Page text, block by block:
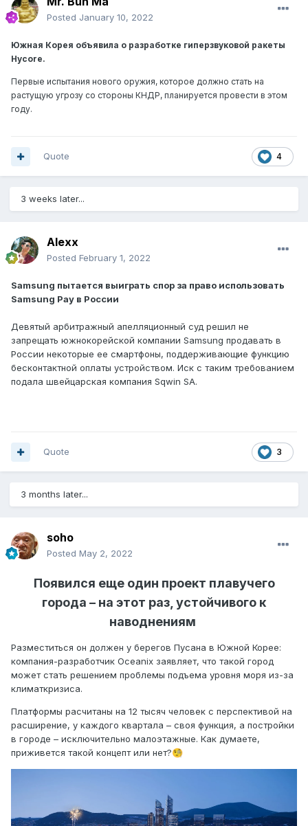
Posted January 10, 2022
Южная Корея объявила о разработке гиперзвуковой ракеты
Hycore.
Первые испытания нового оружия, которое должно стать на
растущую угрозу со стороны КНДР, планируется провести в этом
году.
4
Quote
3 weeks later...
Alexx
Posted February 1, 2022
Samsung пытается выиграть спор за право использовать
Samsung Pay в России
Девятый арбитражный апелляционный суд решил не
запрещать южнокорейской компании Samsung продавать в
России некоторые ее смартфоны, поддерживающие функцию
бесконтактной оплаты устройством. Иск с таким требованием
подала швейцарская компания Sqwin SA.
3
Quote
3 months later...
soho
Posted May 2, 2022
Появился еще один проект плавучего
города – на этот раз, устойчивого к
наводнениям
Разместиться он должен у берегов Пусана в Южной Корее:
компания-разработчик Oceanix заявляет, что такой город
может стать решением проблемы подъема уровня моря из-за
климаткризиса.
Платформы расчитаны на 12 тысяч человек с перспективой на
расширение, у каждого квартала – своя функция, а постройки
в городе – исключительно малоэтажные. Как думаете,
приживется такой концепт или нет?🧐